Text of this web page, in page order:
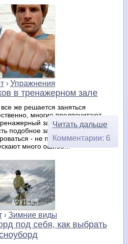
› Упражнения
в тренажерном зале
же решается заняться
многие предпочитают
зал. В принципе, в
подобное заведение, поэтому
- не помеха. Но, к
много ошибо...
Читать дальше
Комментарии: 6
› Зимние виды
под себя, как выбрать